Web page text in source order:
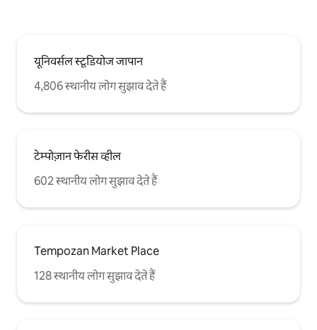
यूनिवर्सल स्टूडियोज जापान
4,806 स्थानीय लोग सुझाव देते हैं
टेम्पोज़ान फेरीस व्हील
602 स्थानीय लोग सुझाव देते हैं
Tempozan Market Place
128 स्थानीय लोग सुझाव देते हैं